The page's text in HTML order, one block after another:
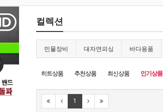
컬렉션
민물장비 대자연피싱 바다용품
히트상품 추천상품 최신상품 인기상품
1